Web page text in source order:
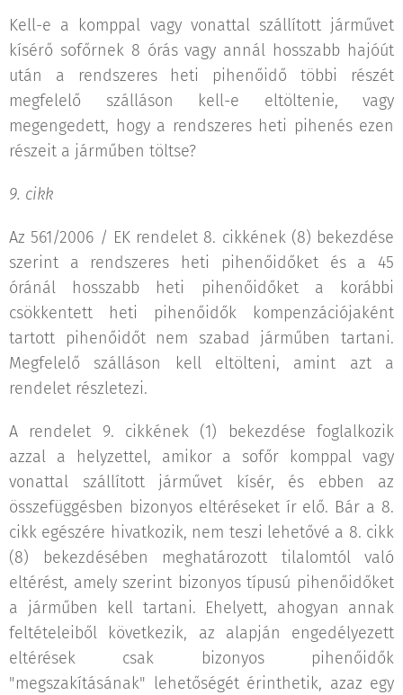
Kell-e a komppal vagy vonattal szállított járművet
kísérő sofőrnek 8 órás vagy annál hosszabb hajóút
után a rendszeres heti pihenőidő többi részét
megfelelő szálláson kell-e eltöltenie, vagy
megengedett, hogy a rendszeres heti pihenés ezen
részeit a járműben töltse?
9. cikk
Az 561/2006 / EK rendelet 8. cikkének (8) bekezdése
szerint a rendszeres heti pihenőidőket és a 45
óránál hosszabb heti pihenőidőket a korábbi
csökkentett heti pihenőidők kompenzációjaként
tartott pihenőidőt nem szabad járműben tartani.
Megfelelő szálláson kell eltölteni, amint azt a
rendelet részletezi.
A rendelet 9. cikkének (1) bekezdése foglalkozik
azzal a helyzettel, amikor a sofőr komppal vagy
vonattal szállított járművet kísér, és ebben az
összefüggésben bizonyos eltéréseket ír elő. Bár a 8.
cikk egészére hivatkozik, nem teszi lehetővé a 8. cikk
(8) bekezdésében meghatározott tilalomtól való
eltérést, amely szerint bizonyos típusú pihenőidőket
a járműben kell tartani. Ehelyett, ahogyan annak
feltételeiből következik, az alapján engedélyezett
eltérések csak bizonyos pihenőidők
"megszakításának" lehetőségét érinthetik, azaz egy